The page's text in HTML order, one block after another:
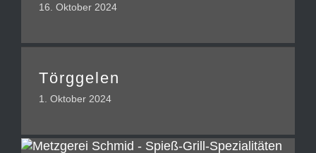
16. Oktober 2024
Törggelen
1. Oktober 2024